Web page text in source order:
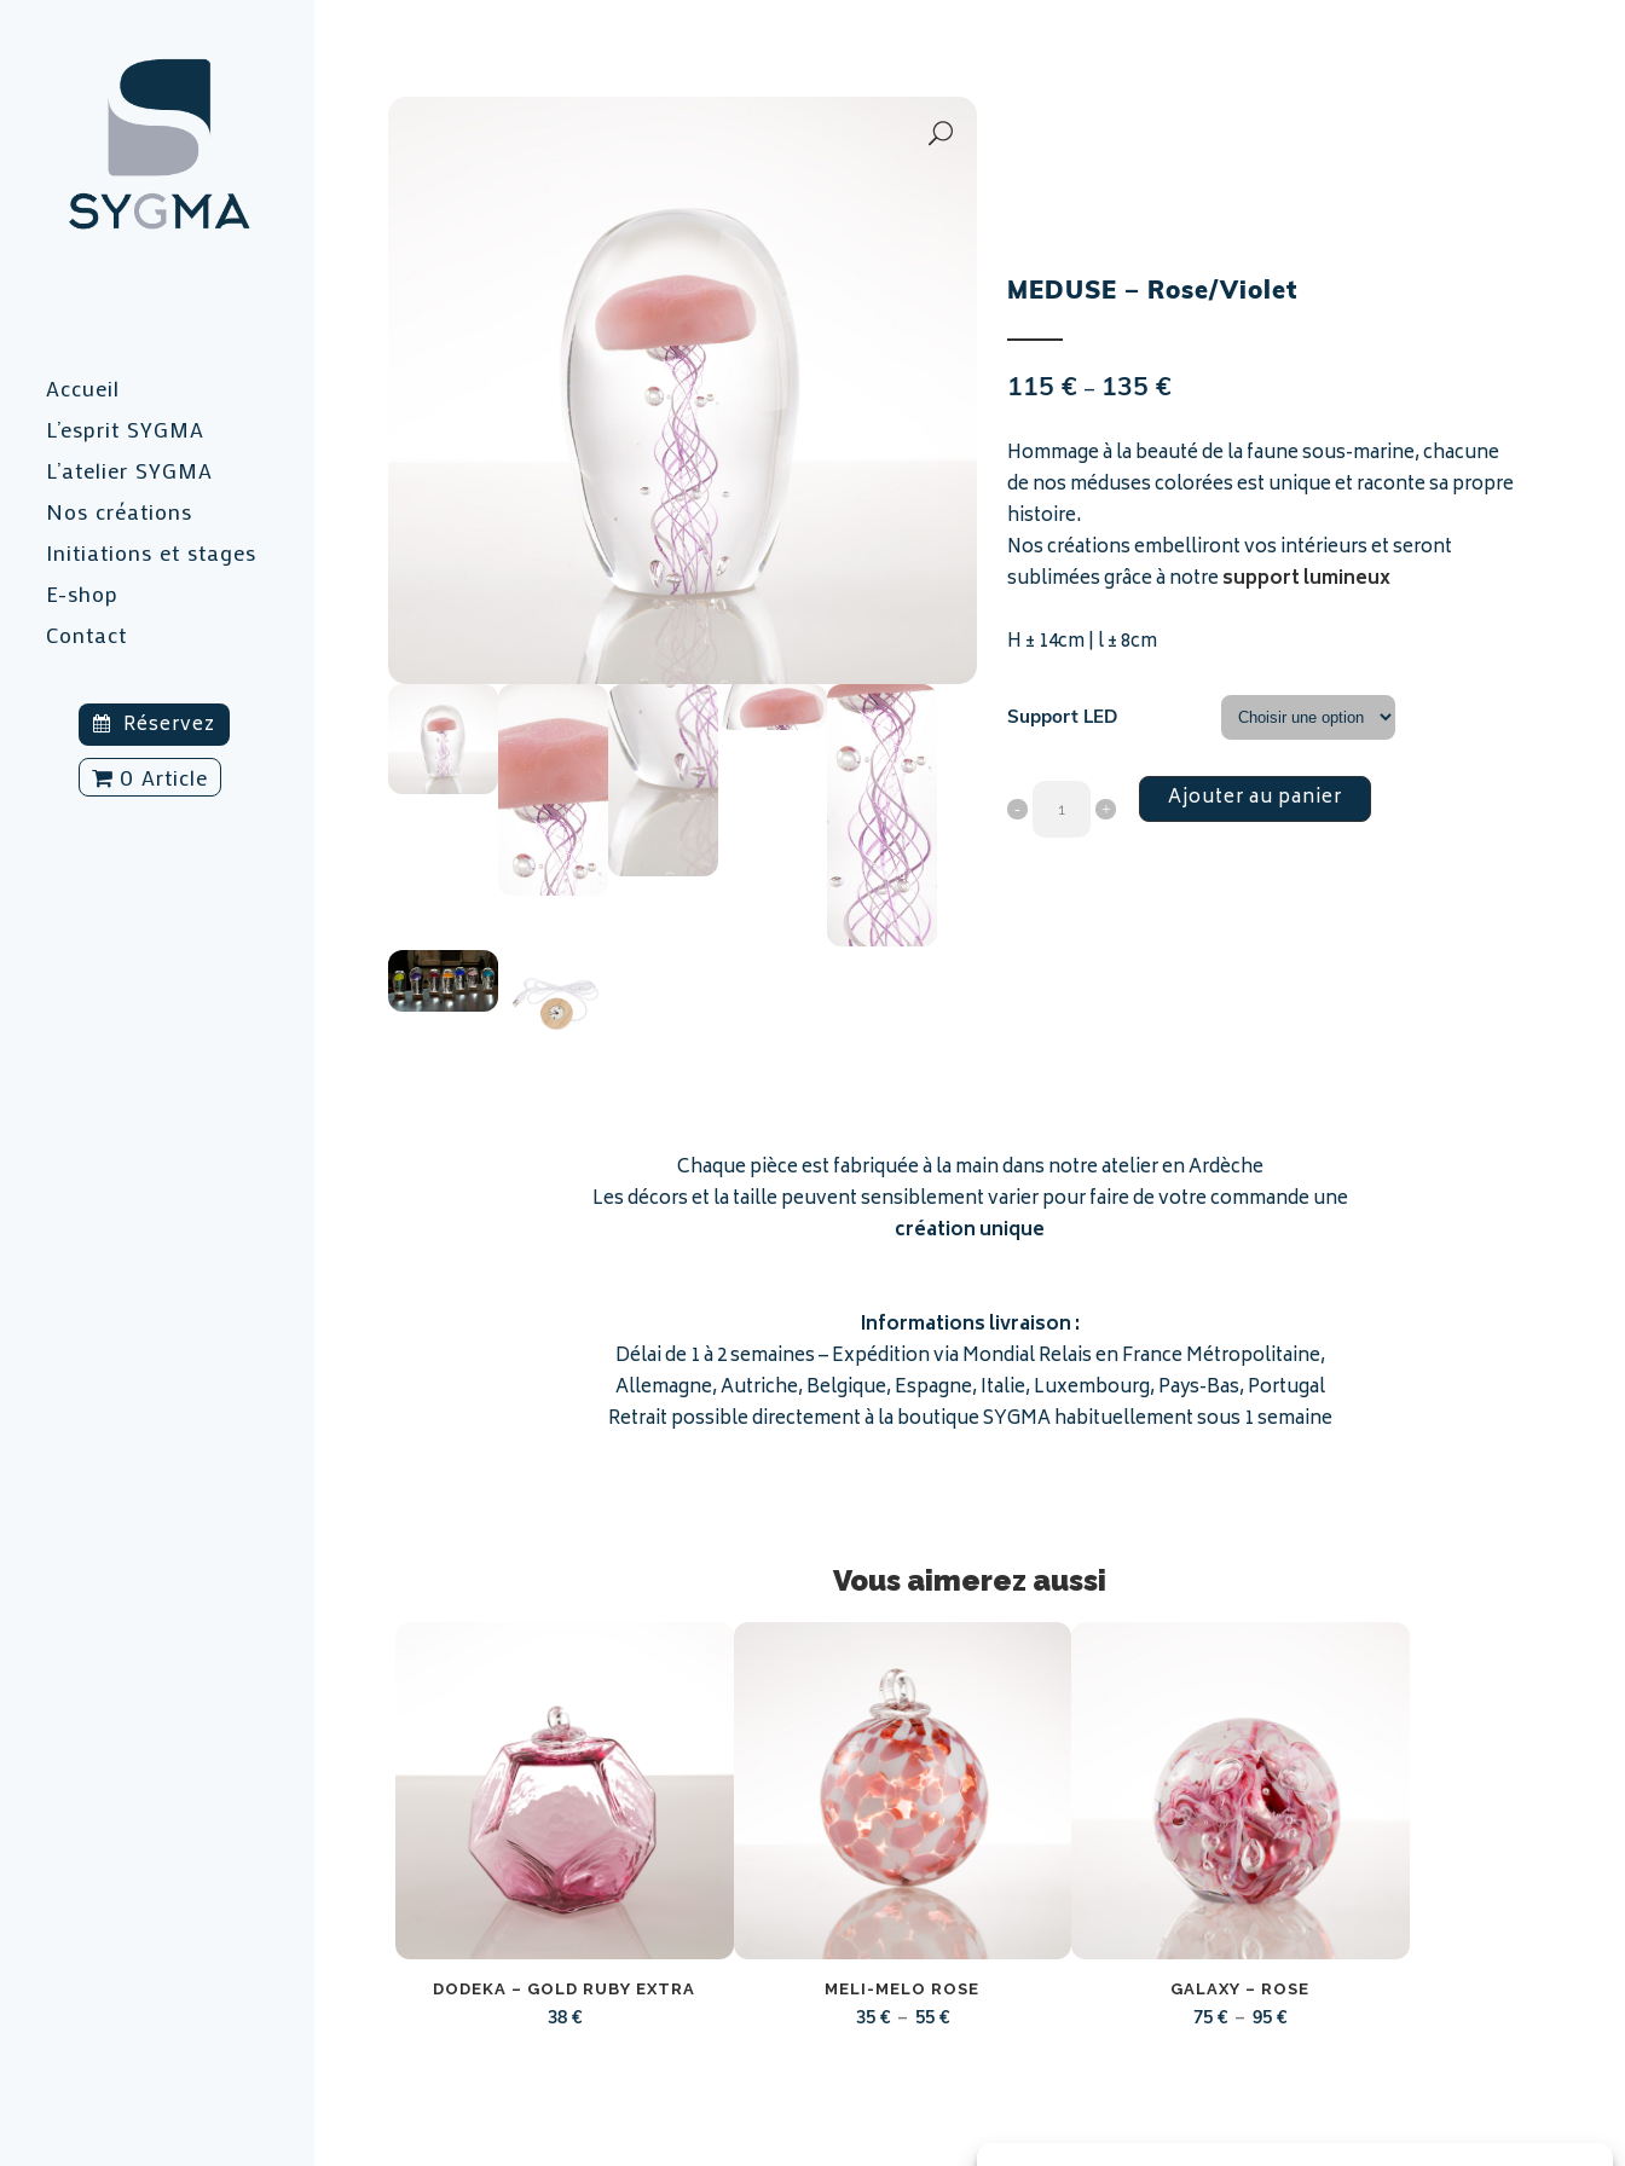
Accueil
L’esprit SYGMA
L’atelier SYGMA
Nos créations
Initiations et stages
E-shop
Contact
Réservez
0 Article
MEDUSE – Rose/Violet
115€ – 135€Plage
prix :
115 €
135 €
Hommage à la beauté de la faune sous-marine, chacune
de nos méduses colorées est unique et raconte sa propre
histoire.
Nos créations embelliront vos intérieurs et seront
sublimées grâce à notresupport lumineux
H ± 14cm | l ± 8cm
Support LED
Ajouter au panier
Chaque pièce est fabriquée à la main dans notre atelier en Ardèche
Les décors et la taille peuvent sensiblement varier pour faire de votre commande une
création unique
Informations livraison :
Délai de 1 à 2 semaines – Expédition via Mondial Relais en France Métropolitaine,
Allemagne, Autriche, Belgique, Espagne, Italie, Luxembourg, Pays-Bas, Portugal
Retrait possible directement à la boutique SYGMA habituellement sous 1 semaine
DODEKA – GOLD RUBY EXTRA
38 €
MELI-MELO ROSE
35 € – 55 €Plage
GALAXY – ROSE
75€ – 95€Plage